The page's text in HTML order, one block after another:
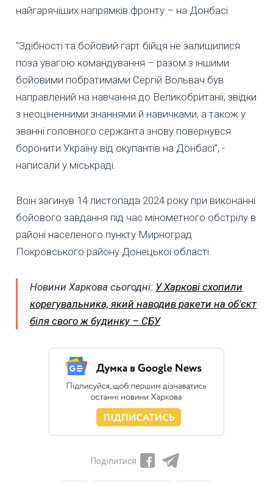
найгарячіших напрямків фронту – на Донбасі.
"Здібності та бойовий гарт бійця не залишилися
поза увагою командування – разом з іншими
бойовими побратимами Сергій Вольвач був
направлений на навчання до Великобританії, звідки
з неоціненними знаннями й навичками, а також у
званні головного сержанта знову повернувся
боронити Україну від окупантів на Донбасі”, -
написали у міськраді.
Воїн загинув 14 листопада 2024 року при виконанні
бойового завдання під час мінометного обстрілу в
районі населеного пункту Мирноград
Покровського району Донецької області.
Новини Харкова сьогодні: У Харкові схопили
корегувальника, який наводив ракети на об'єкт
біля свого ж будинку – СБУ
Поділитися